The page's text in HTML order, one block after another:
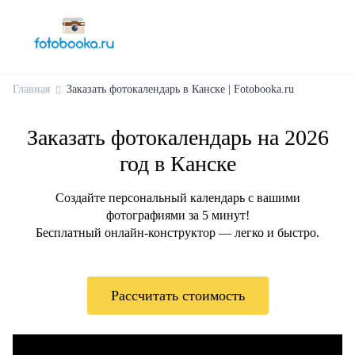
Главная Заказать фотокалендарь в Канске | Fotobooka.ru
Заказать фотокалендарь на 2026
год в Канске
Создайте персональный календарь с вашими
фотографиями за 5 минут!
Бесплатный онлайн-конструктор — легко и быстро.
Рассчитать стоимость